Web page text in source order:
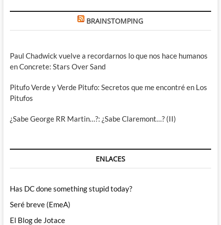
BRAINSTOMPING
Paul Chadwick vuelve a recordarnos lo que nos hace humanos
en Concrete: Stars Over Sand
Pitufo Verde y Verde Pitufo: Secretos que me encontré en Los
Pitufos
¿Sabe George RR Martin…?: ¿Sabe Claremont…? (II)
ENLACES
Has DC done something stupid today?
Seré breve (EmeA)
El Blog de Jotace